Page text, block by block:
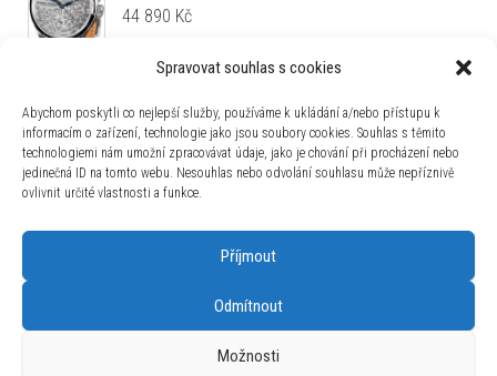
Spravovat souhlas s cookies
Abychom poskytli co nejlepší služby, používáme k ukládání a/nebo přístupu k
informacím o zařízení, technologie jako jsou soubory cookies. Souhlas s těmito
technologiemi nám umožní zpracovávat údaje, jako je chování při procházení nebo
jedinečná ID na tomto webu. Nesouhlas nebo odvolání souhlasu může nepříznivě
ovlivnit určité vlastnosti a funkce.
Příjmout
Odmítnout
Možnosti
44 890 Kč
Tissot Classic Dream Lady T129.210.16.111.00
6 560
Kč
Milánský tah Vostok Europe pro GAZ 14
Limousine - černé PVD
s.r.o. Chodovská 228/3 Praha 4 IČ: 26454424